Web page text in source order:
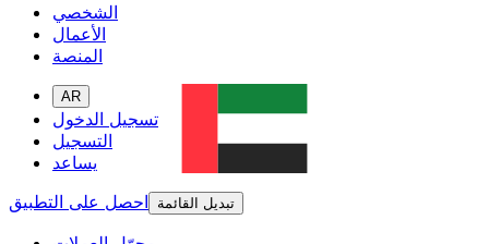
الشخصي
الأعمال
المنصة
AR
تسجيل الدخول
التسجيل
يساعد
احصل على التطبيق
تبديل القائمة